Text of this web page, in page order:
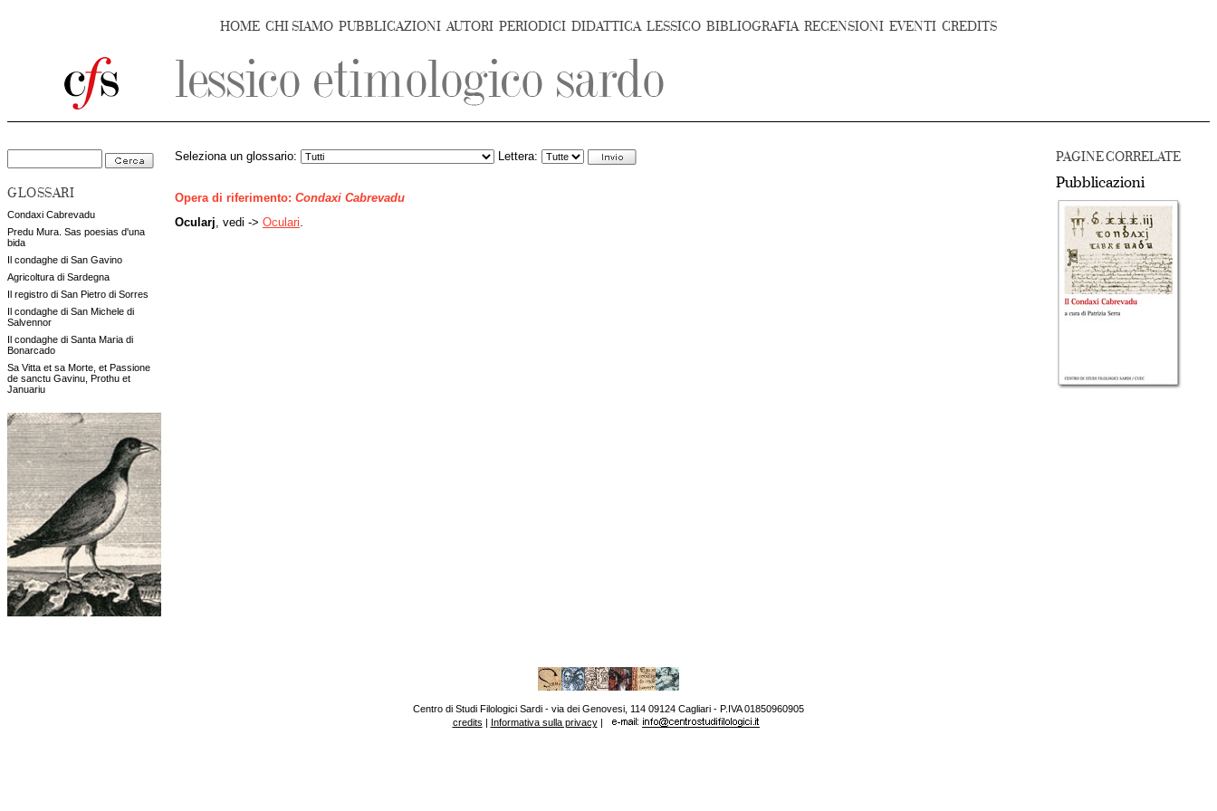
HOME CHI SIAMO PUBBLICAZIONI AUTORI PERIODICI DIDATTICA LESSICO BIBLIOGRAFIA RECENSIONI EVENTI CREDITS
GLOSSARI
Condaxi Cabrevadu
Predu Mura. Sas poesias d'una
bida
Il condaghe di San Gavino
Agricoltura di Sardegna
Il registro di San Pietro di Sorres
Il condaghe di San Michele di
Salvennor
Il condaghe di Santa Maria di
Bonarcado
Sa Vitta et sa Morte, et Passione
de sanctu Gavinu, Prothu et
Januariu
PAGINE CORRELATE
Pubblicazioni
Seleziona un glossario: Lettera:
Opera di riferimento: Condaxi Cabrevadu
Ocularj , vedi -> Oculari
Centro di Studi Filologici Sardi - via dei Genovesi, 114 09124 Cagliari - P.IVA 01850960905
credits | Informativa sulla privacy|